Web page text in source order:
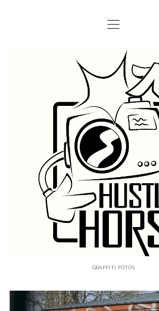
STARTSEITE
BERLIN GRAFFITI
Menü
öffnen
BERLIN BOMBINGS
BERLIN SUBWAY
BERLIN S-BAHN
TRAINS
LEGAL WALLS
HOTTER FRAGT…
ROSTOCK
REGIO
GÜTER
ATHENS GRAFFITI Menü
öffnen
ATHENS TRAINS
KAUGUMMIAUTOMATEN
TAGS
KIEL
Menü
öffnen
Hustlehorst
GRAFFITI FOTOS